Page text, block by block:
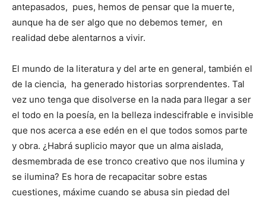
antepasados, pues, hemos de pensar que la muerte,
aunque ha de ser algo que no debemos temer, en
realidad debe alentarnos a vivir.
El mundo de la literatura y del arte en general, también el
de la ciencia, ha generado historias sorprendentes. Tal
vez uno tenga que disolverse en la nada para llegar a ser
el todo en la poesía, en la belleza indescifrable e invisible
que nos acerca a ese edén en el que todos somos parte
y obra. ¿Habrá suplicio mayor que un alma aislada,
desmembrada de ese tronco creativo que nos ilumina y
se ilumina? Es hora de recapacitar sobre estas
cuestiones, máxime cuando se abusa sin piedad del